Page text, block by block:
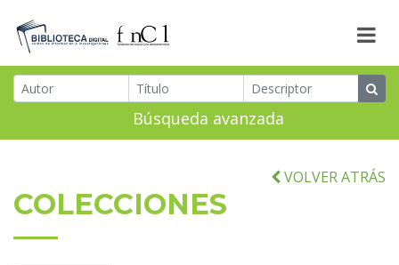
Búsqueda avanzada
VOLVER ATRÁS
COLECCIONES